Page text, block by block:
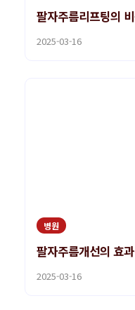
팔자주름리프팅의
2025-03-16
병원
팔자주름개선의 효
2025-03-16